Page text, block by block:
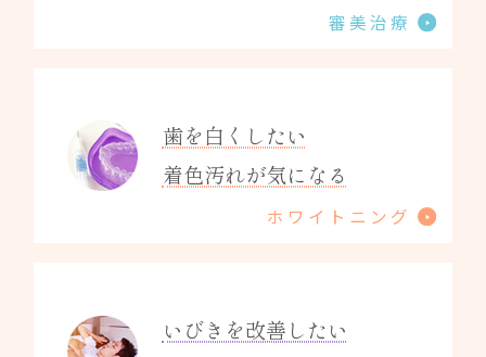
審美治療
歯を白くしたい
着色汚れが気になる
ホワイトニング
いびきを改善したい